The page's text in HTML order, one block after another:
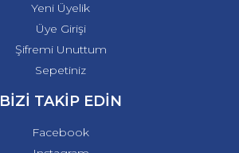
Yeni Üyelik
Üye Girişi
Şifremi Unuttum
Sepetiniz
BİZİ TAKİP EDİN
Facebook